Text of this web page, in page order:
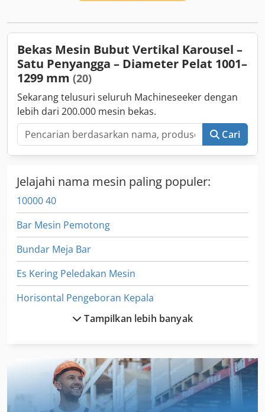
Bekas Mesin Bubut Vertikal Karousel –
Satu Penyangga – Diameter Pelat 1001–
1299 mm (20)
Sekarang telusuri seluruh Machineseeker dengan
lebih dari 200.000 mesin bekas.
Cari
Jelajahi nama mesin paling populer:
10000 40
Bar Mesin Pemotong
Bundar Meja Bar
Es Kering Peledakan Mesin
Horisontal Pengeboran Kepala
Kepala Vertikal
Mati Memotong Silinder
Mesh Mesin Las
Tampilkan lebih banyak